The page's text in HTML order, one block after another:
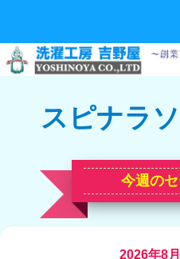
スピナラ
今週の
2026年8